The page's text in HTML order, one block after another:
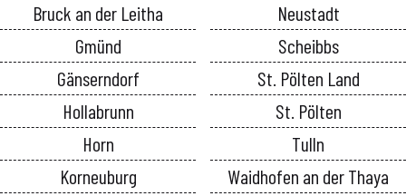
Bruck an der Leitha
Gmünd
Gänserndorf
Hollabrunn
Horn
Korneuburg
Neustadt
Scheibbs
St. Pölten Land
St. Pölten
Tulln
Waidhofen an der Thaya